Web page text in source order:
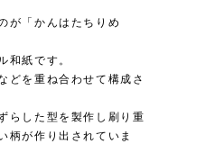
が「かんはたちりめ
和紙です。
どを重ね合わせて構成さ
らした型を製作し刷り重
柄が作り出されていま